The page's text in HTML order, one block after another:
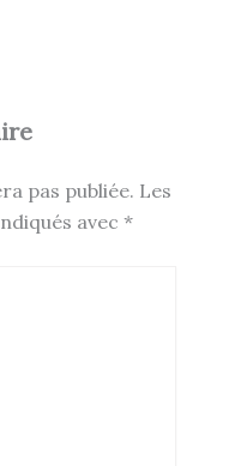
pas publiée. Les
avec *